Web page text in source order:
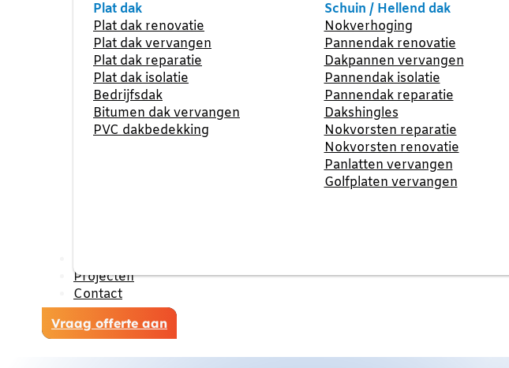
Plat dak
Plat dak renovatie
Plat dak vervangen
Plat dak reparatie
Plat dak isolatie
Bedrijfsdak
Bitumen dak vervangen
PVC dakbedekking
Schuin / Hellend dak
Nokverhoging
Pannendak renovatie
Dakpannen vervangen
Pannendak isolatie
Pannendak reparatie
Dakshingles
Nokvorsten reparatie
Nokvorsten renovatie
Panlatten vervangen
Golfplaten vervangen
Projecten
Contact
Vraag offerte aan